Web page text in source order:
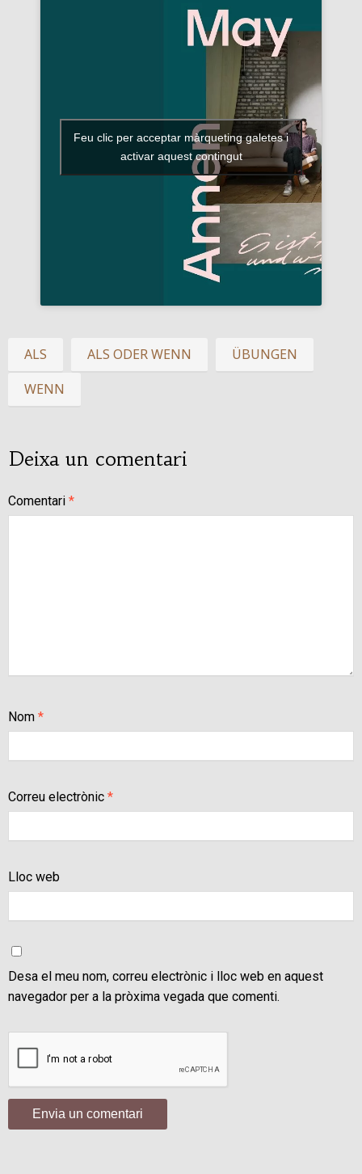
Feu clic per acceptar màrqueting galetes i
activar aquest contingut
ALS ALS ODER WENN
ÜBUNGEN
WENN
Deixa un comentari
Comentari *
Nom *
Correu electrònic *
Lloc web
Desa el meu nom, correu electrònic i lloc web en aquest
navegador per a la pròxima vegada que comenti.